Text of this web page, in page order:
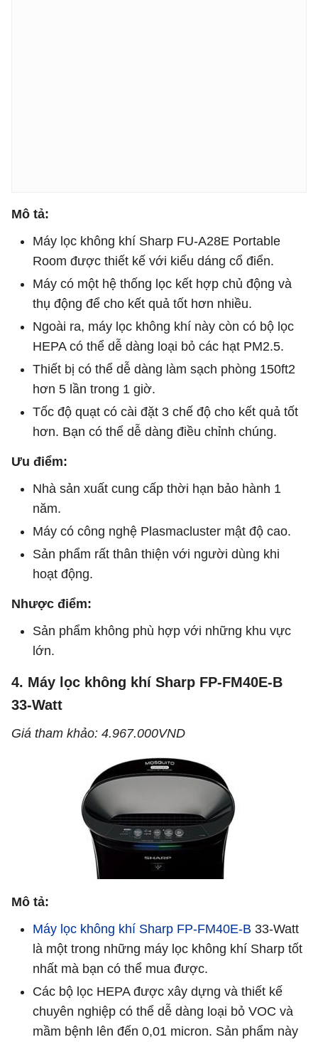
Mô tả:
Máy lọc không khí Sharp FU-A28E Portable
Room được thiết kế với kiểu dáng cổ điển.
Máy có một hệ thống lọc kết hợp chủ động và
thụ động để cho kết quả tốt hơn nhiều.
Ngoài ra, máy lọc không khí này còn có bộ lọc
HEPA có thể dễ dàng loại bỏ các hạt PM2.5.
Thiết bị có thể dễ dàng làm sạch phòng 150ft2
hơn 5 lần trong 1 giờ.
Tốc độ quạt có cài đặt 3 chế độ cho kết quả tốt
hơn. Bạn có thể dễ dàng điều chỉnh chúng.
Ưu điểm:
Nhà sản xuất cung cấp thời hạn bảo hành 1
năm.
Máy có công nghệ Plasmacluster mật độ cao.
Sản phẩm rất thân thiện với người dùng khi
hoạt động.
Nhược điểm:
Sản phẩm không phù hợp với những khu vực
lớn.
4. Máy lọc không khí Sharp FP-FM40E-B
33-Watt
Giá tham khảo: 4.967.000VND
Mô tả:
Máy lọc không khí Sharp FP-FM40E-B 33-Watt
là một trong những máy lọc không khí Sharp tốt
nhất mà bạn có thể mua được.
Các bộ lọc HEPA được xây dựng và thiết kế
chuyên nghiệp có thể dễ dàng loại bỏ VOC và
mầm bệnh lên đến 0,01 micron. Sản phẩm này